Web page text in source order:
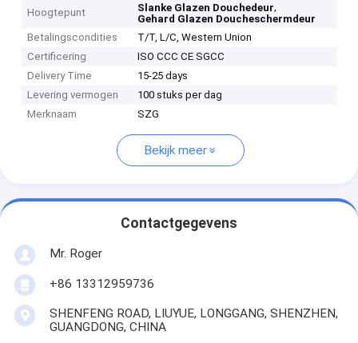
Hoogtepunt Slanke Glazen Douchedeur,
Gehard Glazen Doucheschermdeur
Betalingscondities
T/T, L/C, Western Union
Certificering
ISO CCC CE SGCC
Delivery Time
15-25 days
Levering vermogen
100 stuks per dag
Merknaam
SZG
Bekijk meer
Contactgegevens
Mr. Roger
+86 13312959736
SHENFENG ROAD, LIUYUE, LONGGANG, SHENZHEN,
GUANGDONG, CHINA